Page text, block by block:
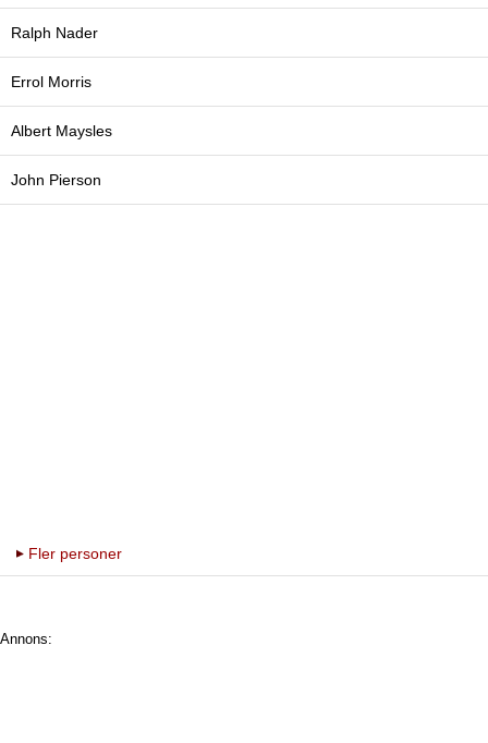
Ralph Nader
Errol Morris
Albert Maysles
John Pierson
Fler personer
Annons: